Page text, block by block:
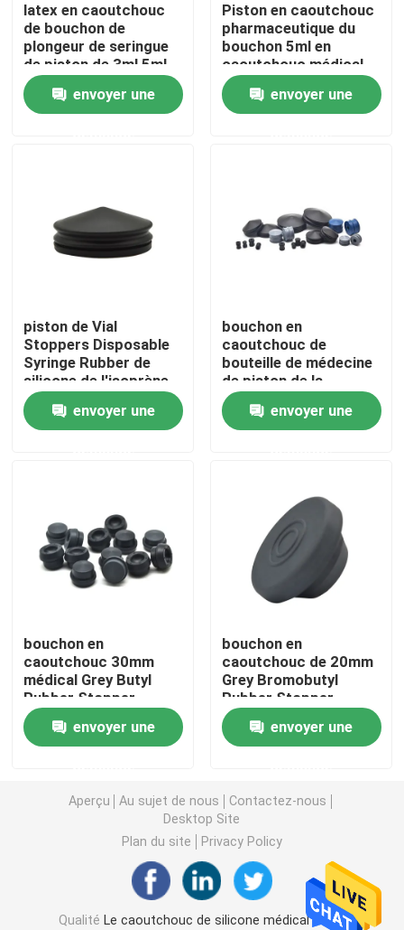
Produits
A propos de nous
Contrôle de la qualité
Demande de soumission
Le caoutchouc de silicone médical
Plongeur en caoutchouc de seringue
Accessoires de seringue
Bouchon de caoutchouc butylique
Pièces préremplies de seringue
Caoutchouc butylique halogéné
Tube médical de silicone
Tube de drainage
latex en caoutchouc
de bouchon de
plongeur de seringue
de piston de 3ml 5ml
10ml libre
envoyer une
Piston en caoutchouc
pharmaceutique du
bouchon 5ml en
caoutchouc médical
noir
envoyer une
piston de Vial
Stoppers Disposable
Syringe Rubber de
silicone de l'isoprène
5ml
envoyer une
bouchon en
caoutchouc de
bouteille de médecine
de piston de la
seringue 20ml pour la
seringueenvoyer une
bouchon en
caoutchouc 30mm
médical Grey Butyl
Rubber Stopper
Pharmaceutical de
20mm envoyer une
bouchon en
caoutchouc de 20mm
Grey Bromobutyl
Rubber Stopper
Medical pour la fiole
d'injectionenvoyer une
Aperçu Au sujet de nous
Contactez-nous
Desktop Site
Plan du site
Privacy Policy
Qualité Le caoutchouc de silicone médicalUsine